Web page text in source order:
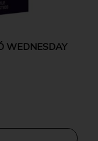
WEDNESDAY